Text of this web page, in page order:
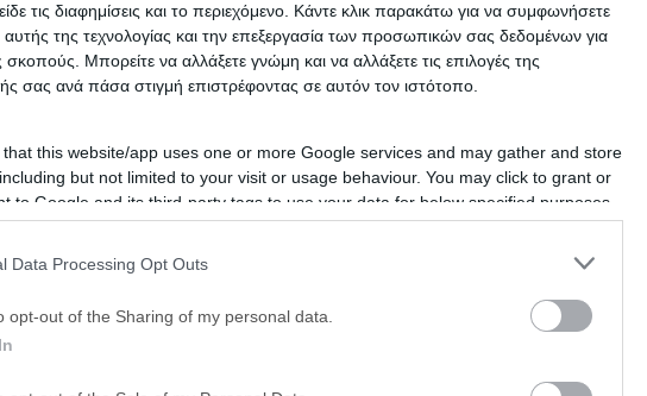
τις διαφημίσεις και το περιεχόμενο. Κάντε κλικ παρακάτω για να συμφωνήσετε
της τεχνολογίας και την επεξεργασία των προσωπικών σας δεδομένων για
Μπορείτε να αλλάξετε γνώμη και να αλλάξετε τις επιλογές της
σας ανά πάσα στιγμή επιστρέφοντας σε αυτόν τον ιστότοπο.
that this website/app uses one or more Google services and may gather and store
but not limited to your visit or usage behaviour. You may click to grant or
to Google and its third-party tags to use your data for below specified purposes
consent section.
Data Processing Opt Outs
opt-out of the Sharing of my personal data.